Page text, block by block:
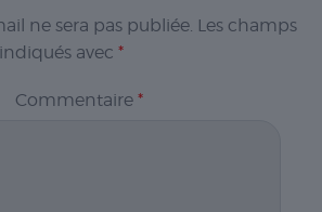
ne sera pas publiée. Les champs
avec *
Commentaire *